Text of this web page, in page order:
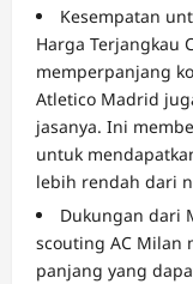
Kesempatan
Harga Terjangkau
memperpanjang
Atletico Madrid
jasanya. Ini
untuk
lebih rendah dari
Dukungan dari
scouting AC Milan
panjang yang